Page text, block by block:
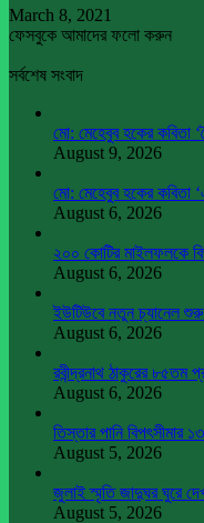
March 8, 2021
ফেসবুকে আমাদের ফলো করুন
সর্বশেষ সংবাদ
মো: মেহেবুব হকের কবিতা
August 9, 2026
মো: মেহেবুব হকের কবিতা
August 6, 2026
২০০ কোটির মাইলফলকে
August 6, 2026
ইউটিউবে নতুন চ্যানেল
August 6, 2026
রবীন্দ্রনাথ ঠাকুরের ৮৫তম
August 6, 2026
তিস্তার পানি বিপৎসীমার ১৩
August 5, 2026
জুলাই স্মৃতি জাদুঘর ঘুরে
August 5, 2026